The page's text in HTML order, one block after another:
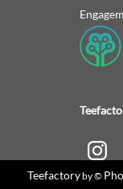
Teefactoryby ©